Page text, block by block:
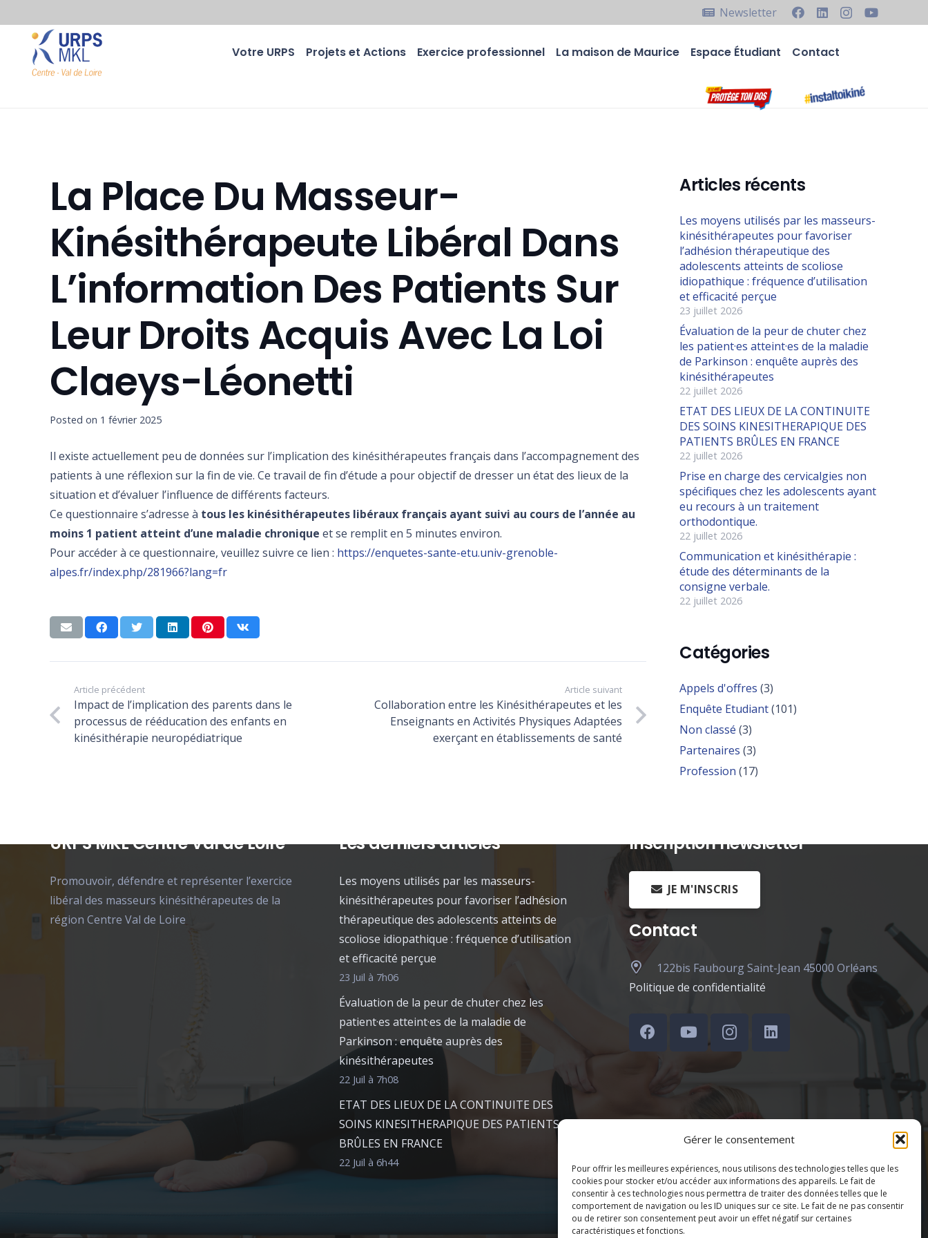
Gérer le consentement
Pour offrir les meilleures expériences, nous utilisons des technologies telles que les
cookies pour stocker et/ou accéder aux informations des appareils. Le fait de
consentir à ces technologies nous permettra de traiter des données telles que le
comportement de navigation ou les ID uniques sur ce site. Le fait de ne pas consentir
ou de retirer son consentement peut avoir un effet négatif sur certaines
caractéristiques et fonctions.
Newsletter
Votre URPS Projets et Actions Exercice professionnel La maison de Maurice Espace Étudiant Contact
La Place Du Masseur-
Kinésithérapeute Libéral Dans
L’information Des Patients Sur
Leur Droits Acquis Avec La Loi
Claeys-Léonetti
Posted on 1 février 2025
Il existe actuellement peu de données sur l’implication des kinésithérapeutes français dans l’accompagnement des
patients à une réflexion sur la fin de vie. Ce travail de fin d’étude a pour objectif de dresser un état des lieux de la
situation et d’évaluer l’influence de différents facteurs.
Ce questionnaire s’adresse à tous les kinésithérapeutes libéraux français ayant suivi au cours de l’année au
moins 1 patient atteint d’une maladie chronique et se remplit en 5 minutes environ.
Pour accéder à ce questionnaire, veuillez suivre ce lien : https://enquetes-sante-etu.univ-grenoble-
alpes.fr/index.php/281966?lang=fr
Article précédent
Impact de l’implication des parents dans le
processus de rééducation des enfants en
kinésithérapie neuropédiatrique
Article suivant
Collaboration entre les Kinésithérapeutes et les
Enseignants en Activités Physiques Adaptées
exerçant en établissements de santé
Articles récents
Les moyens utilisés par les masseurs-
kinésithérapeutes pour favoriser
l’adhésion thérapeutique des
adolescents atteints de scoliose
idiopathique : fréquence d’utilisation
et efficacité perçue
23 juillet 2026
Évaluation de la peur de chuter chez
les patient·es atteint·es de la maladie
de Parkinson : enquête auprès des
kinésithérapeutes
22 juillet 2026
ETAT DES LIEUX DE LA CONTINUITE
DES SOINS KINESITHERAPIQUE DES
PATIENTS BRÛLES EN FRANCE
22 juillet 2026
Prise en charge des cervicalgies non
spécifiques chez les adolescents ayant
eu recours à un traitement
orthodontique.
22 juillet 2026
Communication et kinésithérapie :
étude des déterminants de la
consigne verbale.
22 juillet 2026
Catégories
Appels d'offres (3)
Enquête Etudiant(101)
Non classé (3)
Partenaires (3)
Profession (17)
URPS MKL Centre Val de Loire
Promouvoir, défendre et représenter l’exercice
libéral des masseurs kinésithérapeutes de la
région Centre Val de Loire
Les derniers articles
Les moyens utilisés par les masseurs-
kinésithérapeutes pour favoriser l’adhésion
thérapeutique des adolescents atteints de
scoliose idiopathique : fréquence d’utilisation
et efficacité perçue
23 Juil à 7h06
Évaluation de la peur de chuter chez les
patient·es atteint·es de la maladie de
Parkinson : enquête auprès des
kinésithérapeutes
22 Juil à 7h08
ETAT DES LIEUX DE LA CONTINUITE DES
SOINS KINESITHERAPIQUE DES PATIENTS
BRÛLES EN FRANCE
22 Juil à 6h44
Inscription newsletter
JE M'INSCRIS
Contact
122bis Faubourg Saint-Jean 45000 Orléans
Politique de confidentialité